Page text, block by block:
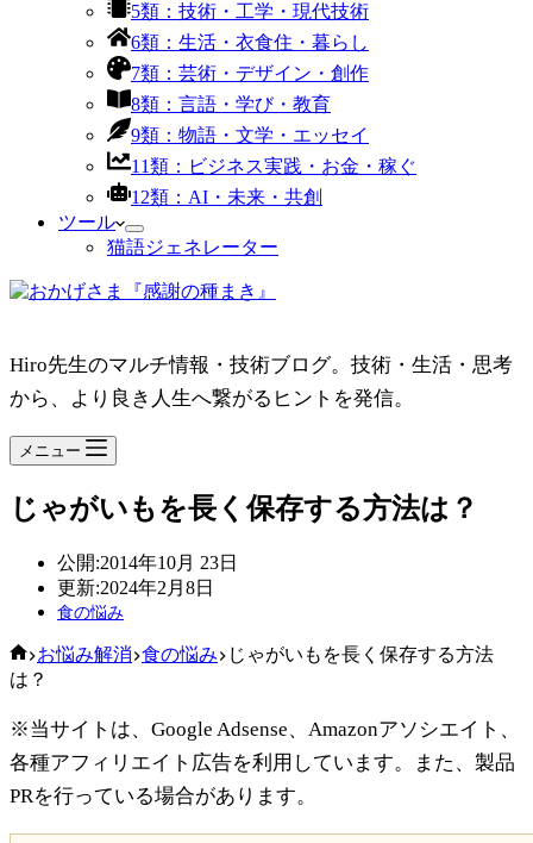
5類：技術・工学・現代技術
6類：生活・衣食住・暮らし
7類：芸術・デザイン・創作
8類：言語・学び・教育
9類：物語・文学・エッセイ
11類：ビジネス実践・お金・稼ぐ
12類：AI・未来・共創
ツール
猫語ジェネレーター
Hiro先生のマルチ情報・技術ブログ。技術・生活・思考
から、より良き人生へ繋がるヒントを発信。
メニュー
じゃがいもを長く保存する方法は？
公開:2014年10月 23日
更新:2024年2月8日
食の悩み
ホ
ー
お悩み解消 食の悩み
じゃがいもを長く保存する方法
は？
※当サイトは、Google Adsense、Amazonアソシエイト、
各種アフィリエイト広告を利用しています。また、製品
PRを行っている場合があります。